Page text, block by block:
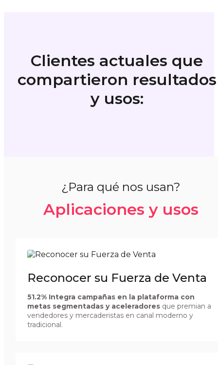
Clientes actuales que
compartieron resultados
y usos:
¿Para qué nos usan?
Aplicaciones y usos
Reconocer su Fuerza de Venta
51.2% Integra campañas en la plataforma con
metas segmentadas y aceleradores que premian a
vendedores y mercaderistas en canal moderno y
tradicional.